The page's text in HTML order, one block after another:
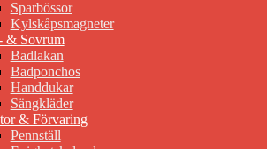
Sparbössor
Kylskåpsmagneter
& Sovrum
Badlakan
Badponchos
Handdukar
Sängkläder
& Förvaring
Pennställ